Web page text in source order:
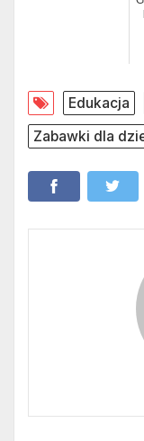
Edukacja
Zabawki dla